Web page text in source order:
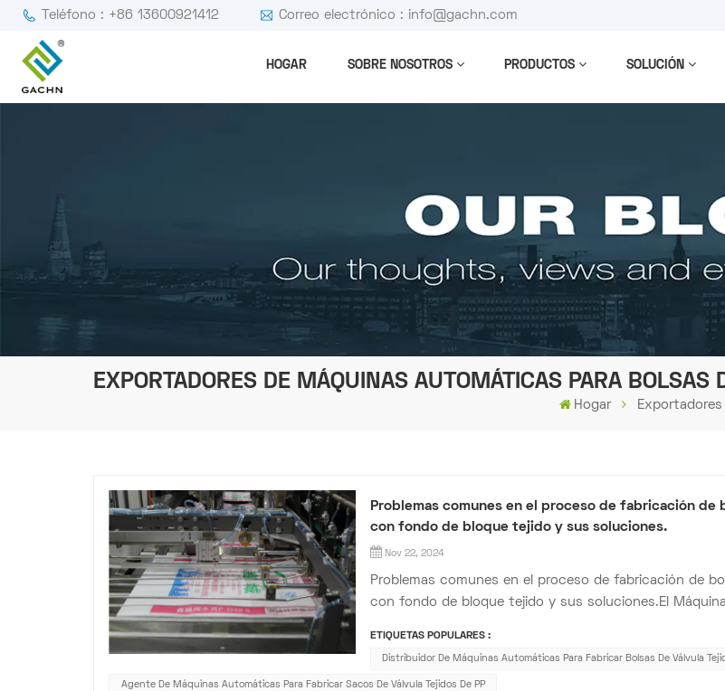
Teléfono : +86 13600921412 Correo electrónico : info@gachn.com
HOGAR SOBRE NOSOTROS PRODUCTOS SOLUCIÓN
EXPORTADORES DE MÁQUINAS AUTOMÁTICAS PARA BOLSAS
Hogar
Problemas comunes en el proceso de fabricación de
con fondo de bloque tejido y sus soluciones.
Nov 22, 2024
Problemas comunes en el proceso de fabricación de
con fondo de bloque tejido y sus soluciones.El
ETIQUETAS POPULARES :
Distribuidor De Máquinas Automáticas Para Fabricar Bolsas De Válvula
Agente De Máquinas Automáticas Para Fabricar Sacos De Válvula Tejidos De PP